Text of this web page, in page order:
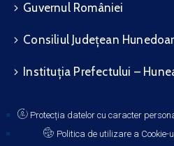
Guvernul României
Consiliul Județean
Instituția Prefectului –
Protecția datelor cu caracter
Politica de utilizare a Cookie-